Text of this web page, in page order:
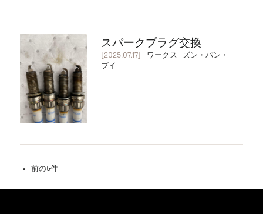
スパークプラグ交換
[2025.07.17]
ワークス ズン・バン・
ブイ
前の5件